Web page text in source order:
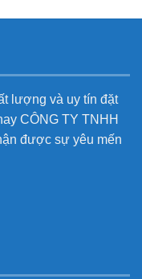
lượng và uy tín đặt
CÔNG TY TNHH
được sự yêu mến